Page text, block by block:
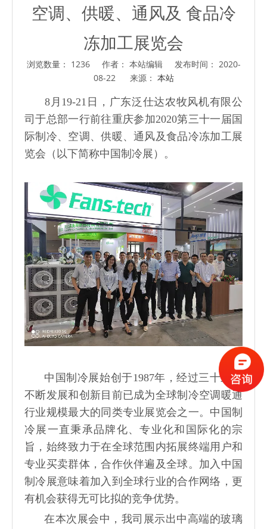
空调、供暖、通风及 食品冷
冻加工展览会
浏览数量： 1236作者： 本站编辑 发布时间： 2020-
08-22 来源： 本站
8月19-21日，广东泛仕达农牧风机有限公
司于总部一行前往重庆参加2020第三十一届国
际制冷、空调、供暖、通风及食品冷冻加工展
览会（以下简称中国制冷展）。
中国制冷展始创于1987年，经过三十三年
不断发展和创新目前已成为全球制冷空调暖通
行业规模最大的同类专业展览会之一。中国制
冷展一直秉承品牌化、专业化和国际化的宗
旨，始终致力于在全球范围内拓展终端用户和
专业买卖群体，合作伙伴遍及全球。加入中国
制冷展意味着加入到全球行业的合作网络，更
有机会获得无可比拟的竞争优势。
在本次展会中，我司展示出中高端的玻璃